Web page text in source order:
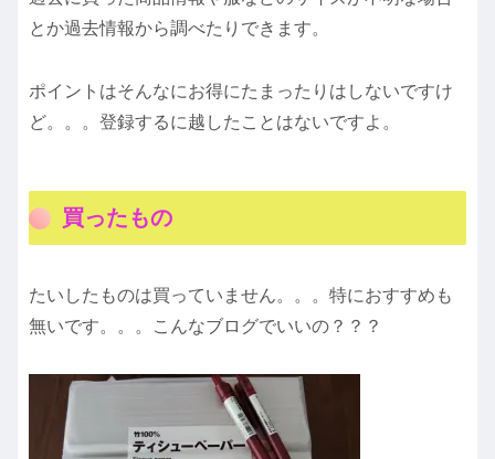
とか過去情報から調べたりできます。
ポイントはそんなにお得にたまったりはしないですけ
ど。。。登録するに越したことはないですよ。
買ったもの
たいしたものは買っていません。。。特におすすめも
無いです。。。こんなブログでいいの？？？